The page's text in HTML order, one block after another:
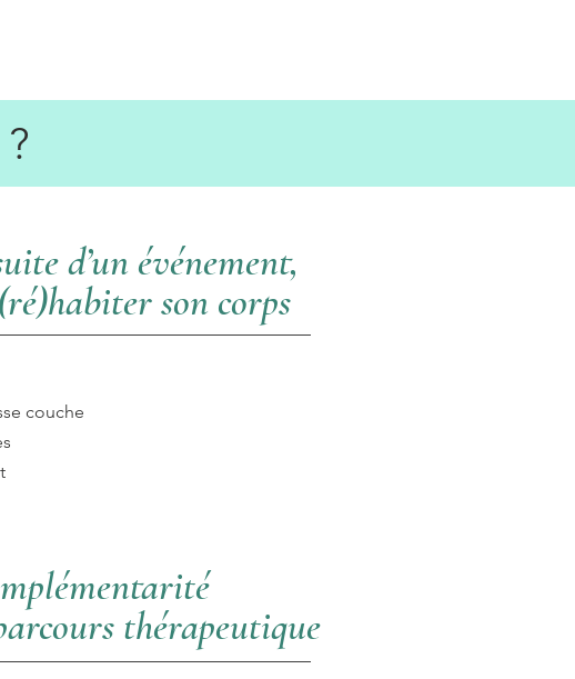
d’un événement,
son corps
couche
thérapeutique